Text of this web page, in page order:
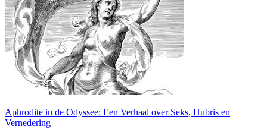
Aphrodite in de Odyssee: Een Verhaal over Seks, Hubris en
Vernedering